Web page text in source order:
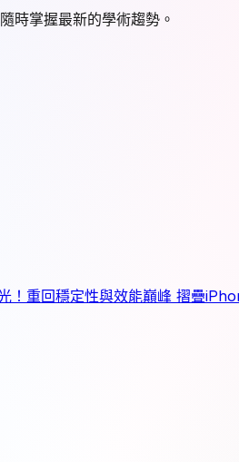
時掌握最新的學術趨勢。
！重回穩定性與效能巔峰 摺疊